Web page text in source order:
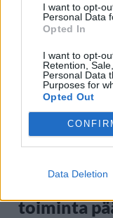
I want to opt-
Personal Data
Opted In
I want to opt-
Retention,
Personal Data
Purposes for
Opted Out
Data Deletion
4
UUTISET
Lapin
toiminta